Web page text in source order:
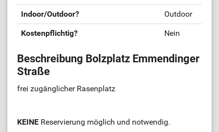
Indoor/Outdoor? Outdoor
Kostenpflichtig? Nein
Beschreibung Bolzplatz Emmendinger
Straße
frei zugänglicher Rasenplatz
KEINE Reservierung möglich und notwendig.